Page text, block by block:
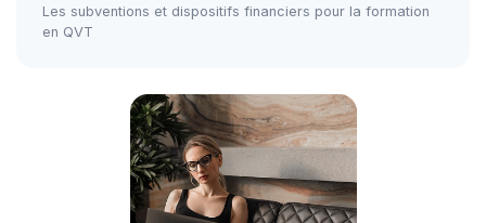
Les subventions et dispositifs financiers pour la formation
en QVT